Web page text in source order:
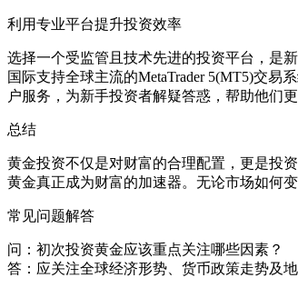
利用专业平台提升投资效率
选择一个受监管且技术先进的投资平台，是
国际支持全球主流的MetaTrader 5(MT5)交
户服务，为新手投资者解疑答惑，帮助他们
总结
黄金投资不仅是对财富的合理配置，更是投
黄金真正成为财富的加速器。无论市场如何
常见问题解答
问：初次投资黄金应该重点关注哪些因素？
答：应关注全球经济形势、货币政策走势及